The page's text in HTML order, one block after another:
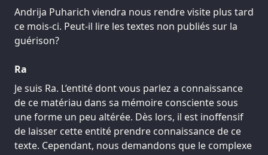
Andrija Puharich viendra nous rendre visite plus tard
ce mois-ci. Peut-il lire les textes non publiés sur la
guérison?
Ra
Je suis Ra. L’entité dont vous parlez a connaissance
de ce matériau dans sa mémoire consciente sous
une forme un peu altérée. Dès lors, il est inoffensif
de laisser cette entité prendre connaissance de ce
texte. Cependant, nous demandons que le complexe